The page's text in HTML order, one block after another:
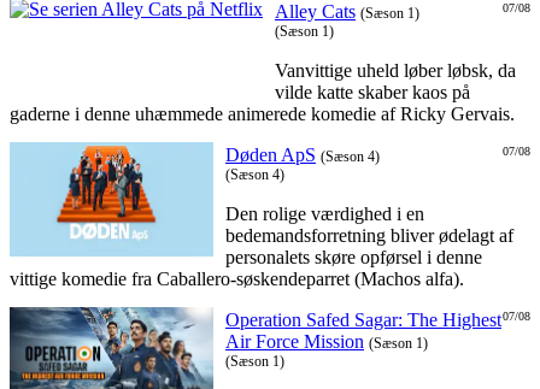
07/08
Alley Cats (Sæson 1)
(Sæson 1)
Vanvittige uheld løber løbsk, da
vilde katte skaber kaos på
gaderne i denne uhæmmede animerede komedie af Ricky Gervais.
07/08
Døden ApS (Sæson 4)
(Sæson 4)
Den rolige værdighed i en
bedemandsforretning bliver ødelagt af
personalets skøre opførsel i denne
vittige komedie fra Caballero-søskendeparret (Machos alfa).
07/08
Operation Safed Sagar: The Highest
Air Force Mission (Sæson 1)
(Sæson 1)